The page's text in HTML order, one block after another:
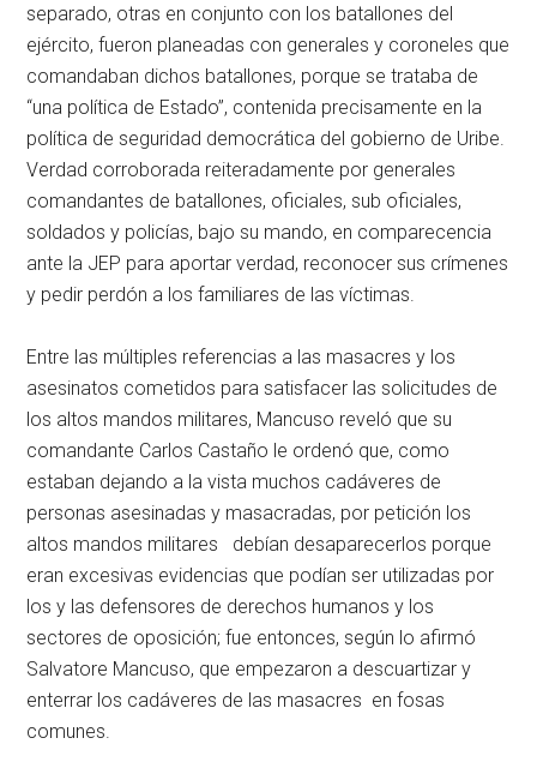
separado, otras en conjunto con los batallones del
ejército, fueron planeadas con generales y coroneles que
comandaban dichos batallones, porque se trataba de
“una política de Estado”, contenida precisamente en la
política de seguridad democrática del gobierno de Uribe.
Verdad corroborada reiteradamente por generales
comandantes de batallones, oficiales, sub oficiales,
soldados y policías, bajo su mando, en comparecencia
ante la JEP para aportar verdad, reconocer sus crímenes
y pedir perdón a los familiares de las víctimas.
Entre las múltiples referencias a las masacres y los
asesinatos cometidos para satisfacer las solicitudes de
los altos mandos militares, Mancuso reveló que su
comandante Carlos Castaño le ordenó que, como
estaban dejando a la vista muchos cadáveres de
personas asesinadas y masacradas, por petición los
altos mandos militares debían desaparecerlos porque
eran excesivas evidencias que podían ser utilizadas por
los y las defensores de derechos humanos y los
sectores de oposición; fue entonces, según lo afirmó
Salvatore Mancuso, que empezaron a descuartizar y
enterrar los cadáveres de las masacres en fosas
comunes.